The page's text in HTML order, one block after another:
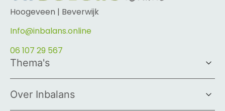
Hoogeveen | Beverwijk
Info@inbalans.online
06 107 29 567
Thema's
Over Inbalans